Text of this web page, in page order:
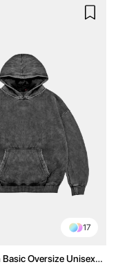
17
Basic Oversize Unisex